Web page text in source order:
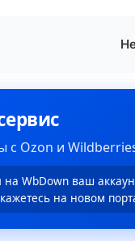
Ozon и
на WbDown ваш
на новом